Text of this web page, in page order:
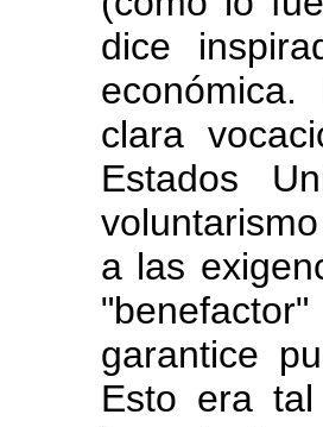
dice
clara
Estados
a las
garantice
Esto era